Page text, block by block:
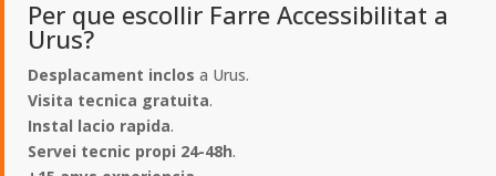
Per que escollir Farre Accessibilitat a
Urus?
Desplacament inclos a Urus.
Visita tecnica gratuita.
Instal lacio rapida.
Servei tecnic propi 24-48h.